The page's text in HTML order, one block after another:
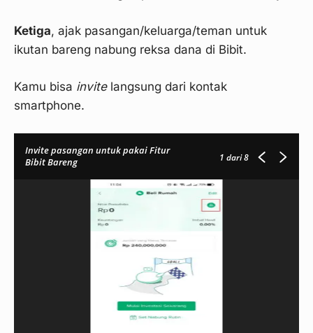
Ketiga, ajak pasangan/keluarga/teman untuk
ikutan bareng nabung reksa dana di Bibit.
Kamu bisa invitelangsung dari kontak
smartphone.
Invite pasangan untuk pakai Fitur
Bibit Bareng
1 dari 8